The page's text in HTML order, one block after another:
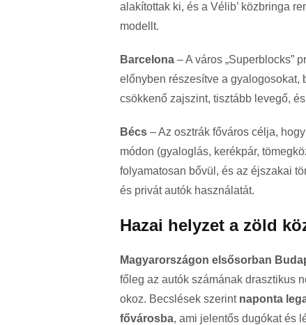
alakítottak ki, és a Vélib’ közbringa
modellt.
Barcelona – A város „Superblocks”
előnyben részesítve a gyalogosokat,
csökkenő zajszint, tisztább levegő,
Bécs – Az osztrák főváros célja,
módon (gyaloglás, kerékpár,
folyamatosan bővül, és az éjszakai
és privát autók használatát.
Hazai helyzet a zöld
Magyarországon elsősorban
főleg az autók számának drasztikus
okoz. Becslések szerint naponta
fővárosba, ami jelentős dugókat és